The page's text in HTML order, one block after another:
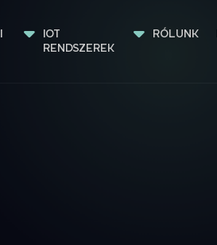
IOT
RENDSZEREK
RÓLUNK